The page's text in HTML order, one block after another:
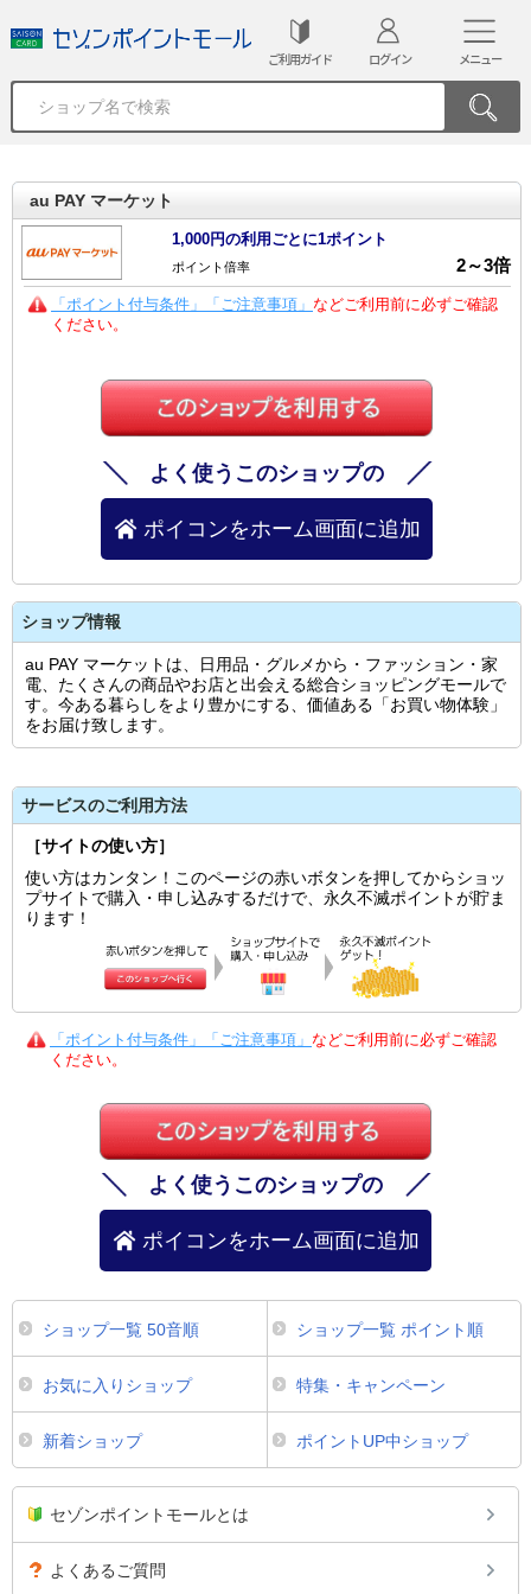
ご利用ガイド ログイン メニュー
au PAY マーケット
1,000円の利用ごとに1ポイント
ポイント倍率 2～3倍
「ポイント付与条件」「ご注意事項」 などご利用前に必ずご確認
ください。
よく使うこのショップの
ポイコンをホーム画面に追加
ショップ情報
au PAY マーケットは、日用品・グルメから・ファッション・家
電、たくさんの商品やお店と出会える総合ショッピングモールで
す。今ある暮らしをより豊かにする、価値ある「お買い物体験」
をお届け致します。
サービスのご利用方法
［サイトの使い方］
使い方はカンタン！このページの赤いボタンを押してからショッ
プサイトで購入・申し込みするだけで、永久不滅ポイントが貯ま
ります！
「ポイント付与条件」「ご注意事項」 などご利用前に必ずご確認
ください。
よく使うこのショップの
ポイコンをホーム画面に追加
ショップ一覧 50音順 ショップ一覧 ポイント順
お気に入りショップ 特集・キャンペーン
新着ショップ ポイントUP中ショップ
セゾンポイントモールとは
よくあるご質問